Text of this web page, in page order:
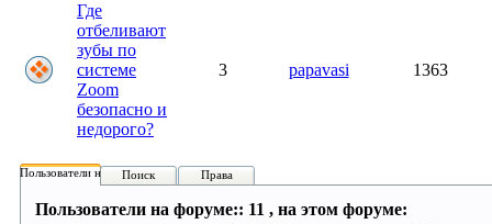
Где
отбеливают
зубы по
системе
Zoom
безопасно и
недорого?
3 papavasi 1363
Пользователи на форуме:
Поиск Права
Пользователи на форуме:: 11 , на этом форуме: